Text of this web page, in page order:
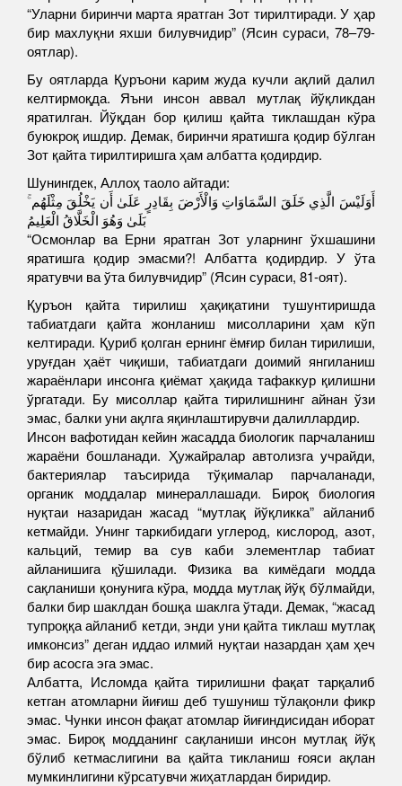
“Уларни биринчи марта яратган Зот тирилтиради. У ҳар
бир махлуқни яхши билувчидир” (Ясин сураси, 78–79-
оятлар).
Бу оятларда Қуръони карим жуда кучли ақлий далил
келтирмоқда. Яъни инсон аввал мутлақ йўқликдан
яратилган. Йўқдан бор қилиш қайта тиклашдан кўра
буюкроқ ишдир. Демак, биринчи яратишга қодир бўлган
Зот қайта тирилтиришга ҳам албатта қодирдир.
Шунингдек, Аллоҳ таоло айтади:
أَوَلَيْسَ الَّذِي خَلَقَ السَّمَاوَاتِ وَالْأَرْضَ بِقَادِرٍ عَلَىٰ أَن يَخْلُقَ مِثْلَهُم ۚ
بَلَىٰ وَهُوَ الْخَلَّاقُ الْعَلِيمُ
“Осмонлар ва Ерни яратган Зот уларнинг ўхшашини
яратишга қодир эмасми?! Албатта қодирдир. У ўта
яратувчи ва ўта билувчидир” (Ясин сураси, 81-оят).
Қуръон қайта тирилиш ҳақиқатини тушунтиришда
табиатдаги қайта жонланиш мисолларини ҳам кўп
келтиради. Қуриб қолган ернинг ёмғир билан тирилиши,
уруғдан ҳаёт чиқиши, табиатдаги доимий янгиланиш
жараёнлари инсонга қиёмат ҳақида тафаккур қилишни
ўргатади. Бу мисоллар қайта тирилишнинг айнан ўзи
эмас, балки уни ақлга яқинлаштирувчи далиллардир.
Инсон вафотидан кейин жасадда биологик парчаланиш
жараёни бошланади. Ҳужайралар автолизга учрайди,
бактериялар таъсирида тўқималар парчаланади,
органик моддалар минераллашади. Бироқ биология
нуқтаи назаридан жасад “мутлақ йўқликка” айланиб
кетмайди. Унинг таркибидаги углерод, кислород, азот,
кальций, темир ва сув каби элементлар табиат
айланишига қўшилади. Физика ва кимёдаги модда
сақланиши қонунига кўра, модда мутлақ йўқ бўлмайди,
балки бир шаклдан бошқа шаклга ўтади. Демак, “жасад
тупроққа айланиб кетди, энди уни қайта тиклаш мутлақ
имконсиз” деган иддао илмий нуқтаи назардан ҳам ҳеч
бир асосга эга эмас.
Албатта, Исломда қайта тирилишни фақат тарқалиб
кетган атомларни йиғиш деб тушуниш тўлақонли фикр
эмас. Чунки инсон фақат атомлар йиғиндисидан иборат
эмас. Бироқ модданинг сақланиши инсон мутлақ йўқ
бўлиб кетмаслигини ва қайта тикланиш ғояси ақлан
мумкинлигини кўрсатувчи жиҳатлардан биридир.